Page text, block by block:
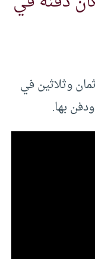
وثلاثين في
بها.